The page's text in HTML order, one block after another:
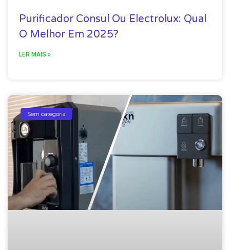
Purificador Consul Ou Electrolux: Qual
O Melhor Em 2025?
LER MAIS »
Sem categoria